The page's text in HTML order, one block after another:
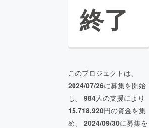
終了
このプロジェクトは、
2024/07/26に募集を開始
し、 984人の支援により
15,718,920円の資金を集
め、 2024/09/30に募集を